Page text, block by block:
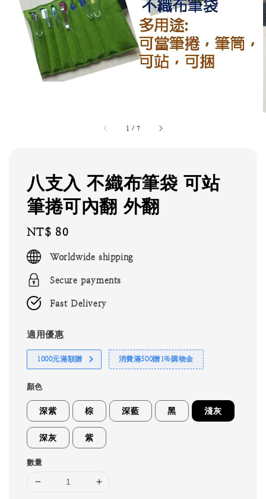
1 /7
八支入 不織布筆袋 可站
筆捲可內翻 外翻
Regular
price
NT$ 80
Worldwide shipping
Secure payments
Fast Delivery
適用優惠
1000元滿額贈 消費滿500贈1%購物金
顏色
深紫 棕 深藍 黑 淺灰
深灰 紫
數量